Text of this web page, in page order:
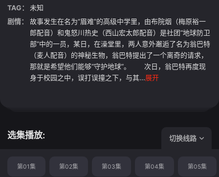
TAG：
未知
剧情：
故事发生在名为“眉难”的高级中学里，由布院烟（梅原裕一
郎配音）和鬼怒川热史（西山宏太郎配音）是社团“地球防卫
部”中的一员，某日，在澡堂里，两人意外邂逅了名为翁巴特
（麦人配音）的神秘生物，翁巴特提出了一个离奇的请求，
那就是希望他们能够“守护地球”。 次日，翁巴特再度现
身于校园之中，误打误撞之下，与其...展开
选集播放: 切换线路
第01集 第02集 第03集 第04集 第05集